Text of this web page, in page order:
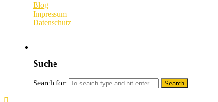
Blog
Impressum
Datenschutz
Suche
Search for: